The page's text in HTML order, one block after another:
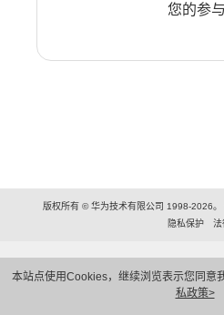
本站点使用Cookies，继续浏览表示您同意
私政策>
您的参与
版权所有 © 华为技术有限公司 1998-2026
隐私保护
法